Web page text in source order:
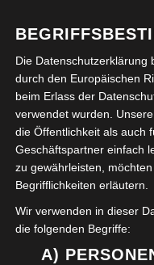
Die Datenschutzerklärung
durch den Europäischen
beim Erlass der
verwendet wurden.
die Öffentlichkeit als auch
Geschäftspartner einfach
zu gewährleisten,
Begrifflichkeiten erläutern.
Wir verwenden in dieser
die folgenden Begriffe:
A)